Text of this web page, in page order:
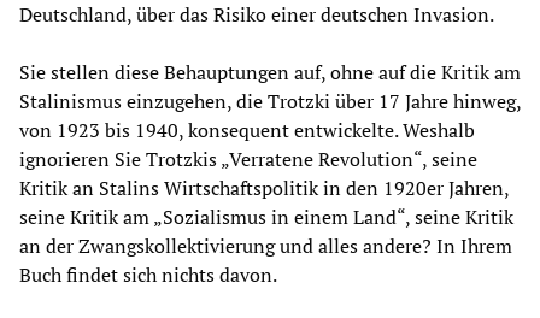
Deutschland, über das Risiko einer deutschen Invasion.
Sie stellen diese Behauptungen auf, ohne auf die Kritik am
Stalinismus einzugehen, die Trotzki über 17 Jahre hinweg,
von 1923 bis 1940, konsequent entwickelte. Weshalb
ignorieren Sie Trotzkis „Verratene Revolution“, seine
Kritik an Stalins Wirtschaftspolitik in den 1920er Jahren,
seine Kritik am „Sozialismus in einem Land“, seine Kritik
an der Zwangskollektivierung und alles andere? In Ihrem
Buch findet sich nichts davon.